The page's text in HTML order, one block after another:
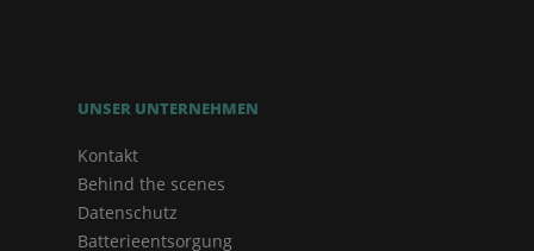
UNSER UNTERNEHMEN
Kontakt
Behind the scenes
Datenschutz
Batterieentsorgung